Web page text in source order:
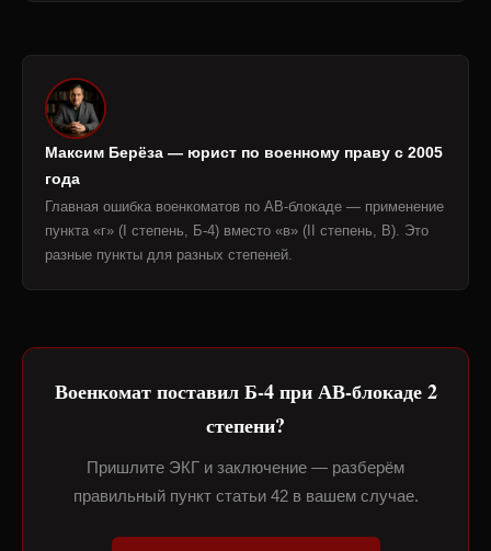
Максим Берёза — юрист по военному праву с 2005
года
Главная ошибка военкоматов по АВ-блокаде — применение
пункта «г» (I степень, Б-4) вместо «в» (II степень, В). Это
разные пункты для разных степеней.
Военкомат поставил Б-4 при АВ-блокаде 2
степени?
Пришлите ЭКГ и заключение — разберём
правильный пункт статьи 42 в вашем случае.